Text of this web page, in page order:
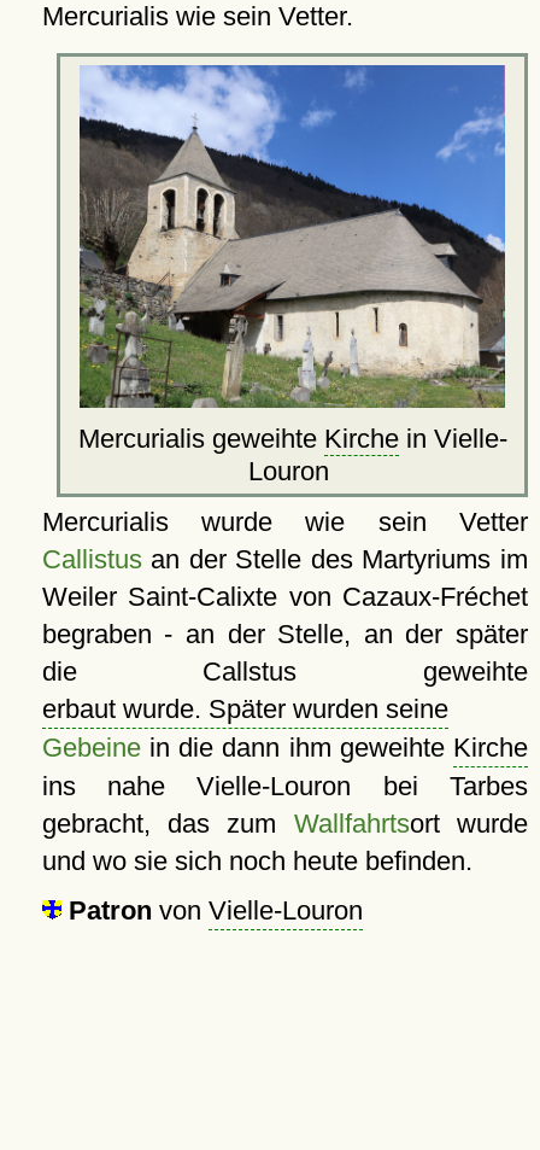
Mercurialis wie sein Vetter.
Mercurialis geweihte Kirchein Vielle-
Louron
Mercurialis wurde wie sein Vetter
Callistusan der Stelle des Martyriums im
Weiler Saint-Calixte von Cazaux-Fréchet
begraben - an der Stelle, an der später
die Callstus geweihte
erbaut wurde. Später wurden seine
Gebeinein die dann ihm geweihte Kirche
ins nahe Vielle-Louron bei Tarbes
gebracht, das zum Wallfahrtsort wurde
und wo sie sich noch heute befinden.
Patron von Vielle-Louron